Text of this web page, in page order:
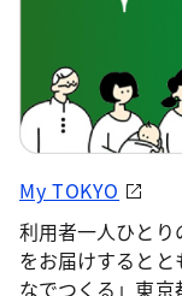
My TOKYO
利用者一人ひと
をお届けすると
なでつくる」東京